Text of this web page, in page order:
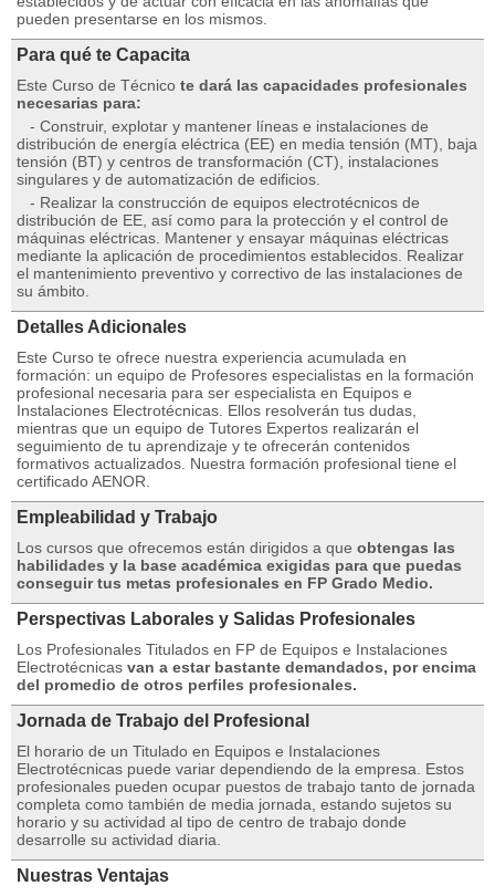
pueden presentarse en los mismos.
Para qué te Capacita
Este Curso de Técnico te dará las capacidades profesionales
necesarias para:
- Construir, explotar y mantener líneas e instalaciones de
distribución de energía eléctrica (EE) en media tensión (MT), baja
tensión (BT) y centros de transformación (CT), instalaciones
singulares y de automatización de edificios.
- Realizar la construcción de equipos electrotécnicos de
distribución de EE, así como para la protección y el control de
máquinas eléctricas. Mantener y ensayar máquinas eléctricas
mediante la aplicación de procedimientos establecidos. Realizar
el mantenimiento preventivo y correctivo de las instalaciones de
su ámbito.
Detalles Adicionales
Este Curso te ofrece nuestra experiencia acumulada en
formación: un equipo de Profesores especialistas en la formación
profesional necesaria para ser especialista en Equipos e
Instalaciones Electrotécnicas. Ellos resolverán tus dudas,
mientras que un equipo de Tutores Expertos realizarán el
seguimiento de tu aprendizaje y te ofrecerán contenidos
formativos actualizados. Nuestra formación profesional tiene el
certificado AENOR.
Empleabilidad y Trabajo
Los cursos que ofrecemos están dirigidos a que obtengas las
habilidades y la base académica exigidas para que puedas
conseguir tus metas profesionales en FP Grado Medio.
Perspectivas Laborales y Salidas Profesionales
Los Profesionales Titulados en FP de Equipos e Instalaciones
Electrotécnicas van a estar bastante demandados, por encima
del promedio de otros perfiles profesionales.
Jornada de Trabajo del Profesional
El horario de un Titulado en Equipos e Instalaciones
Electrotécnicas puede variar dependiendo de la empresa. Estos
profesionales pueden ocupar puestos de trabajo tanto de jornada
completa como también de media jornada, estando sujetos su
horario y su actividad al tipo de centro de trabajo donde
desarrolle su actividad diaria.
Nuestras Ventajas